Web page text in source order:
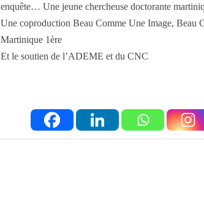
enquête… Une jeune chercheuse doctorante
Une coproduction Beau Comme Une Image, Beau
Martinique 1ère
Et le soutien de l’ADEME et du CNC